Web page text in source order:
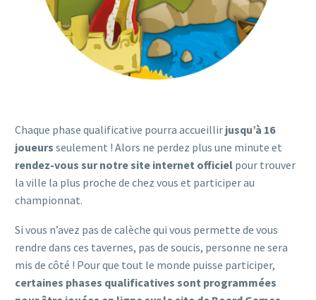
Chaque phase qualificative pourra accueillir jusqu’à 16
joueurs seulement ! Alors ne perdez plus une minute et
rendez-vous sur notre site internet officiel pour trouver
la ville la plus proche de chez vous et participer au
championnat.
Si vous n’avez pas de calèche qui vous permette de vous
rendre dans ces tavernes, pas de soucis, personne ne sera
mis de côté ! Pour que tout le monde puisse participer,
certaines phases qualificatives sont programmées